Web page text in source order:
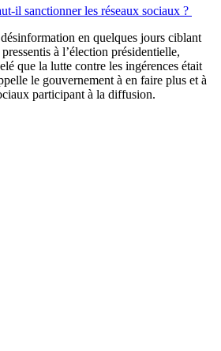
il sanctionner les réseaux sociaux ?
en quelques jours ciblant
à l’élection présidentielle,
que la lutte contre les ingérences était
le gouvernement à en faire plus et à
participant à la diffusion.